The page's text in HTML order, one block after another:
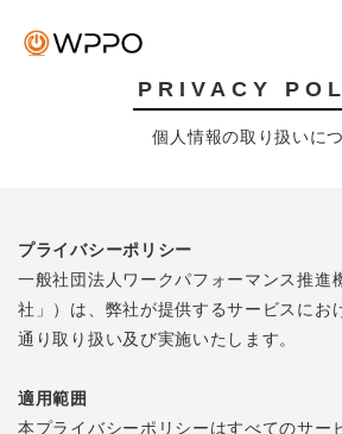
ビジネスIQ
ビジネスEQ
セミナー
お問い合わせ
PRIVACY
個人情報の取り扱いに
プライバシーポリシー
一般社団法人ワークパフォーマンス推進
社」）は、弊社が提供するサービスにお
通り取り扱い及び実施いたします。
適用範囲
本プライバシーポリシーはすべてのサー